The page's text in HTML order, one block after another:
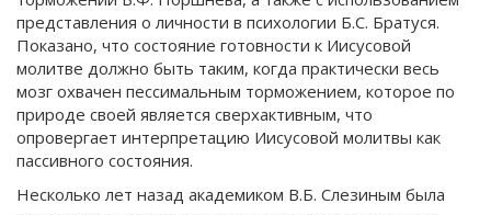
представления о личности в психологии Б.С. Братуся.
Показано, что состояние готовности к Иисусовой
молитве должно быть таким, когда практически весь
мозг охвачен пессимальным торможением, которое по
природе своей является сверхактивным, что
опровергает интерпретацию Иисусовой молитвы как
пассивного состояния.
Несколько лет назад академиком В.Б. Слезиным была